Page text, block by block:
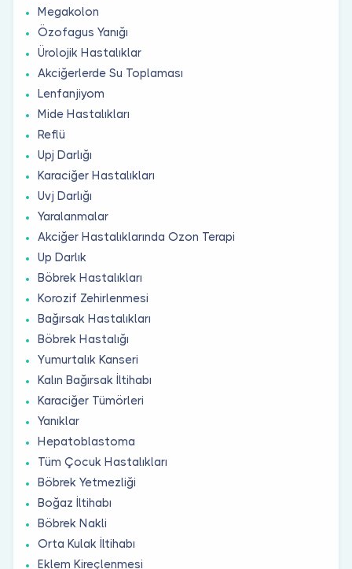
Megakolon
Özofagus Yanığı
Ürolojik Hastalıklar
Akciğerlerde Su Toplaması
Lenfanjiyom
Mide Hastalıkları
Reflü
Upj Darlığı
Karaciğer Hastalıkları
Uvj Darlığı
Yaralanmalar
Akciğer Hastalıklarında Ozon Terapi
Up Darlık
Böbrek Hastalıkları
Korozif Zehirlenmesi
Bağırsak Hastalıkları
Böbrek Hastalığı
Yumurtalık Kanseri
Kalın Bağırsak İltihabı
Karaciğer Tümörleri
Yanıklar
Hepatoblastoma
Tüm Çocuk Hastalıkları
Böbrek Yetmezliği
Boğaz İltihabı
Böbrek Nakli
Orta Kulak İltihabı
Eklem Kireçlenmesi